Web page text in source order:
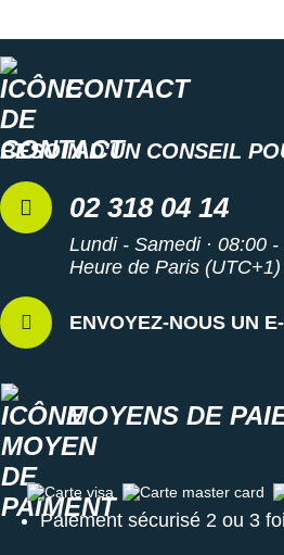
CONTACT
BESOIN D'UN CONSEIL
02 318 04 14
Lundi - Samedi · 08:00
Heure de Paris (UTC+1)
ENVOYEZ-NOUS UN
MOYENS DE
Carte visa Carte master card
Paiement sécurisé 2 ou 3